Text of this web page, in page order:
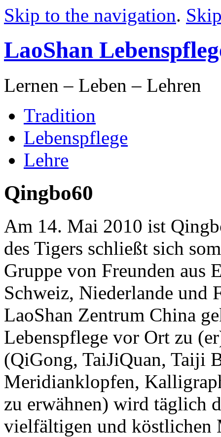
Skip to the navigation.
LaoShan
Lernen – Leben – Lehren
Tradition
Lebenspflege
Lehre
Qingbo60
Am 14. Mai 2010 ist
des Tigers schließt sich
Gruppe von Freunden aus
Schweiz, Niederlande und
LaoShan Zentrum China
Lebenspflege vor Ort zu
(QiGong, TaiJiQuan, Taiji
Meridianklopfen,
zu erwähnen) wird täglich
vielfältigen und köstlichen